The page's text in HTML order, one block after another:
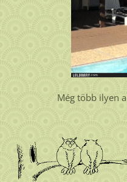
Még több ilyen a